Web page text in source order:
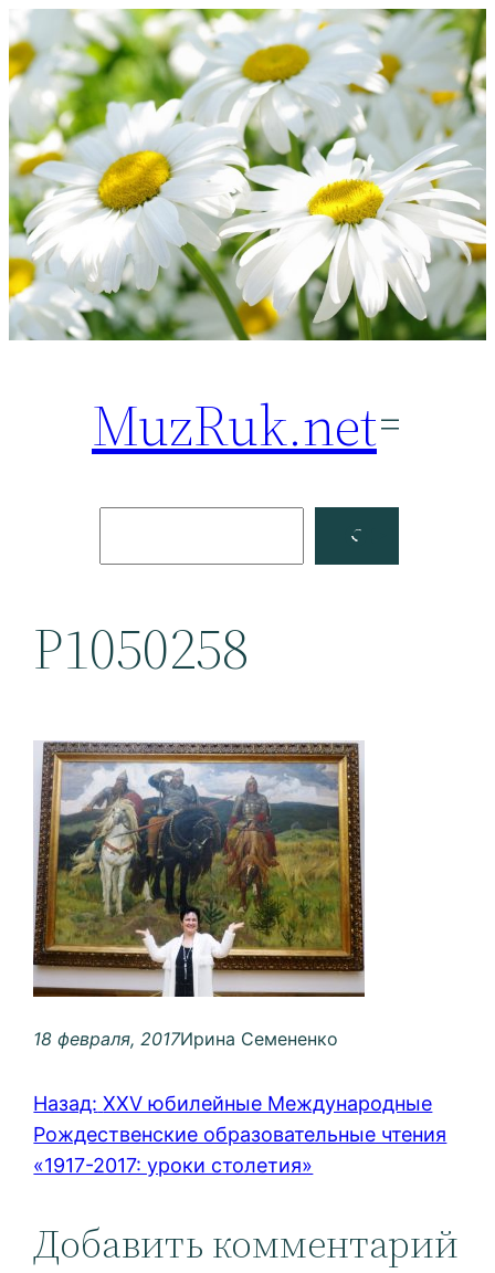
Перейти
к
содержимому
MuzRuk.net
Facebook
P1050258
18 февраля, 2017Ирина Семененко
Назад: XXV юбилейные Международные
Рождественские образовательные чтения
«1917-2017: уроки столетия»
Добавить комментарий